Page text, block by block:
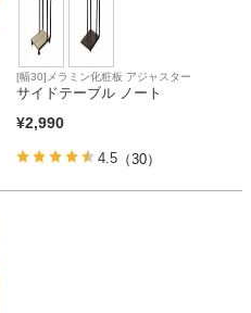
[幅30]メラミン化粧板 アジャスター
サイドテーブル ノート
¥2,990
4.5 （30）